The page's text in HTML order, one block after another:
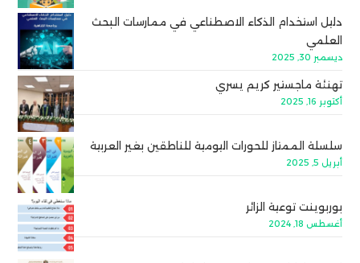
دليل استخدام الذكاء الاصطناعي في ممارسات البحث
العلمي
ديسمبر 30, 2025
تهنئة ماجستير كريم يسري
أكتوبر 16, 2025
سلسلة الممتاز للحورات اليومية للناطقين بغير العربية
أبريل 5, 2025
بوربوينت توعية الزائر
أغسطس 18, 2024